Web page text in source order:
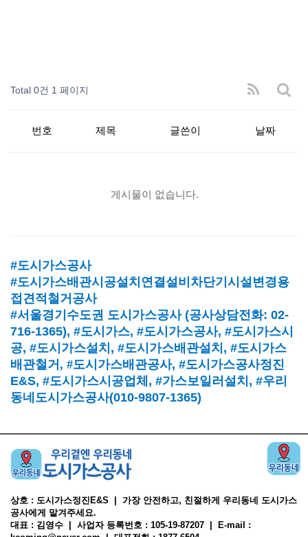
Total 0건 1 페이지
번호 제목 글쓴이 날짜
게시물이 없습니다.
#도시가스공사
#도시가스배관시공설치연결설비차단기시설변경용
접견적철거공사
#서울경기수도권 도시가스공사 (공사상담전화: 02-
716-1365), #도시가스, #도시가스공사, #도시가스시
공, #도시가스설치 , #도시가스배관설치 , #도시가스
배관철거, #도시가스배관공사, #도시가스공사정진
E&S, #도시가스시공업체 , #가스보일러설치 , #우리
동네도시가스공사(010-9807-1365)
상호 : 도시가스정진E&S | 가장 안전하고, 친절하게 우리동네 도시가스
공사에게 맡겨주세요.
대표 : 김영수 | 사업자 등록번호 : 105-19-87207 | E-mail :